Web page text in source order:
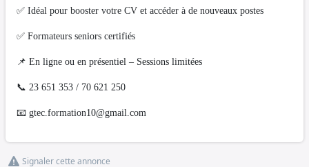
✅ Idéal pour booster votre CV et accéder à de nouveaux postes
✅ Formateurs seniors certifiés
📌 En ligne ou en présentiel – Sessions limitées
📞 23 651 353 / 70 621 250
📧 gtec.formation10@gmail.com
Signaler cette annonce